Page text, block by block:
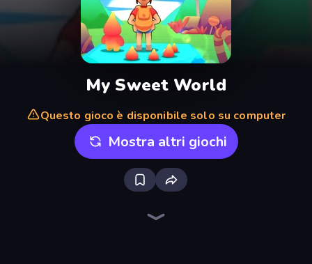
My Sweet World
Questo gioco è disponibile solo su computer
Mostra altri giochi